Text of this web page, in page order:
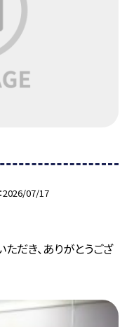
2026/07/17
だき、ありがとうござ